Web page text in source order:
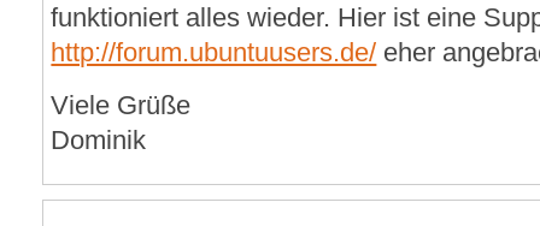
funktioniert alles wieder. Hier ist eine
http://forum.ubuntuusers.de/ eher
Viele Grüße
Dominik